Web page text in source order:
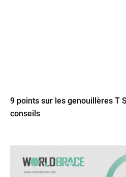
9 points sur les genouillères T
conseils